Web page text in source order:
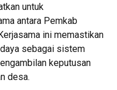
untuk
antara Pemkab
ini memastikan
sebagai sistem
keputusan
desa.